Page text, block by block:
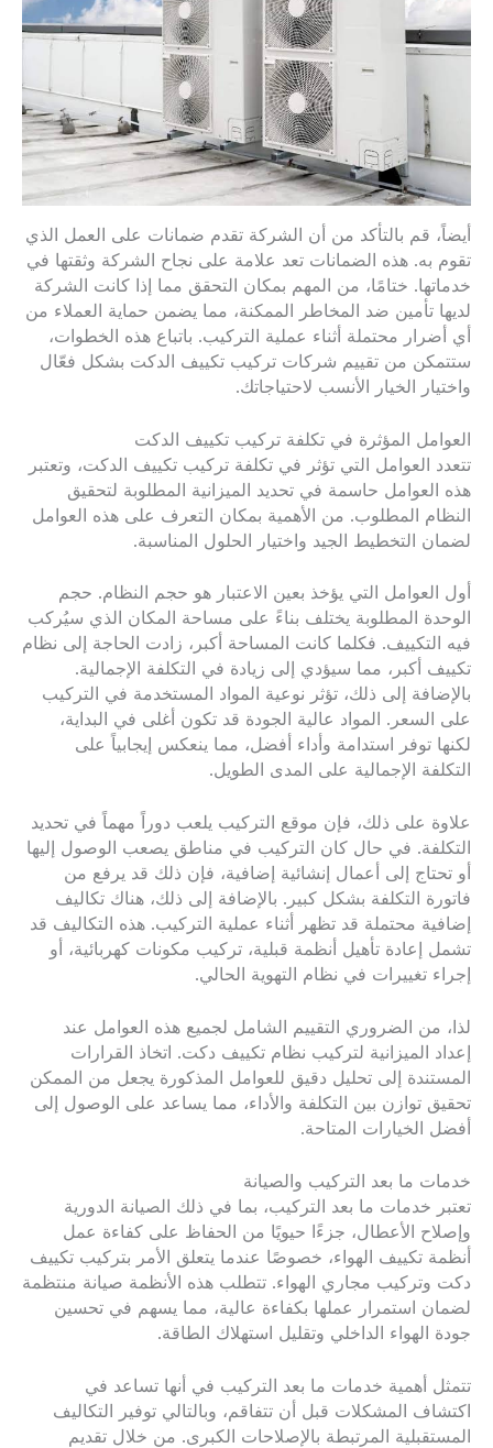
أيضاً، قم بالتأكد من أن الشركة تقدم ضمانات على العمل الذي
تقوم به. هذه الضمانات تعد علامة على نجاح الشركة وثقتها في
خدماتها. ختامًا، من المهم بمكان التحقق مما إذا كانت الشركة
لديها تأمين ضد المخاطر الممكنة، مما يضمن حماية العملاء من
أي أضرار محتملة أثناء عملية التركيب. باتباع هذه الخطوات،
ستتمكن من تقييم شركات تركيب تكييف الدكت بشكل فعّال
واختيار الخيار الأنسب لاحتياجاتك.
العوامل المؤثرة في تكلفة تركيب تكييف الدكت
تتعدد العوامل التي تؤثر في تكلفة تركيب تكييف الدكت، وتعتبر
هذه العوامل حاسمة في تحديد الميزانية المطلوبة لتحقيق
النظام المطلوب. من الأهمية بمكان التعرف على هذه العوامل
لضمان التخطيط الجيد واختيار الحلول المناسبة.
أول العوامل التي يؤخذ بعين الاعتبار هو حجم النظام. حجم
الوحدة المطلوبة يختلف بناءً على مساحة المكان الذي سيُركب
فيه التكييف. فكلما كانت المساحة أكبر، زادت الحاجة إلى نظام
تكييف أكبر، مما سيؤدي إلى زيادة في التكلفة الإجمالية.
بالإضافة إلى ذلك، تؤثر نوعية المواد المستخدمة في التركيب
على السعر. المواد عالية الجودة قد تكون أغلى في البداية،
لكنها توفر استدامة وأداء أفضل، مما ينعكس إيجابياً على
التكلفة الإجمالية على المدى الطويل.
علاوة على ذلك، فإن موقع التركيب يلعب دوراً مهماً في تحديد
التكلفة. في حال كان التركيب في مناطق يصعب الوصول إليها
أو تحتاج إلى أعمال إنشائية إضافية، فإن ذلك قد يرفع من
فاتورة التكلفة بشكل كبير. بالإضافة إلى ذلك، هناك تكاليف
إضافية محتملة قد تظهر أثناء عملية التركيب. هذه التكاليف قد
تشمل إعادة تأهيل أنظمة قبلية، تركيب مكونات كهربائية، أو
إجراء تغييرات في نظام التهوية الحالي.
لذا، من الضروري التقييم الشامل لجميع هذه العوامل عند
إعداد الميزانية لتركيب نظام تكييف دكت. اتخاذ القرارات
المستندة إلى تحليل دقيق للعوامل المذكورة يجعل من الممكن
تحقيق توازن بين التكلفة والأداء، مما يساعد على الوصول إلى
أفضل الخيارات المتاحة.
خدمات ما بعد التركيب والصيانة
تعتبر خدمات ما بعد التركيب، بما في ذلك الصيانة الدورية
وإصلاح الأعطال، جزءًا حيويًا من الحفاظ على كفاءة عمل
أنظمة تكييف الهواء، خصوصًا عندما يتعلق الأمر بتركيب تكييف
دكت وتركيب مجاري الهواء. تتطلب هذه الأنظمة صيانة منتظمة
لضمان استمرار عملها بكفاءة عالية، مما يسهم في تحسين
جودة الهواء الداخلي وتقليل استهلاك الطاقة.
تتمثل أهمية خدمات ما بعد التركيب في أنها تساعد في
اكتشاف المشكلات قبل أن تتفاقم، وبالتالي توفير التكاليف
المستقبلية المرتبطة بالإصلاحات الكبرى. من خلال تقديم